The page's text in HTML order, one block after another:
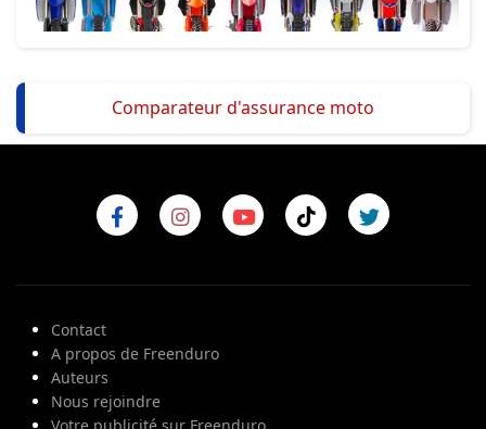
Comparateur d'assurance moto
Contact
A propos de Freenduro
Auteurs
Nous rejoindre